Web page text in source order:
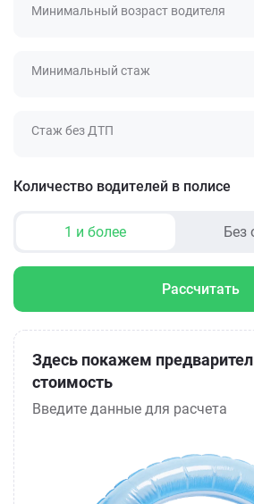
Минимальный возраст водителя
Минимальный стаж
Стаж без ДТП
Количество водителей в полисе
1 и более Без
Рассчитать
Здесь покажем
стоимость
Введите данные для расчета